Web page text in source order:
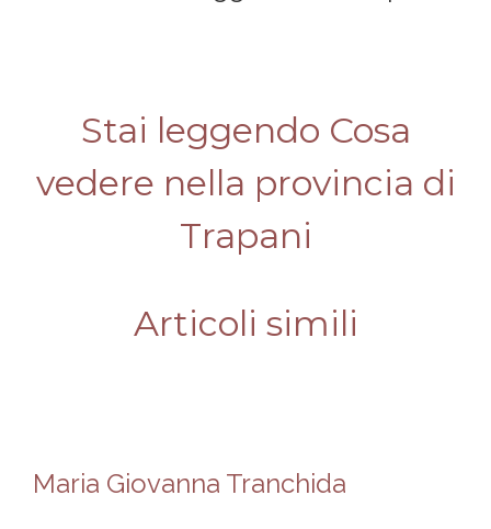
Stai leggendo Cosa
vedere nella provincia di
Trapani
Articoli simili
Maria Giovanna Tranchida